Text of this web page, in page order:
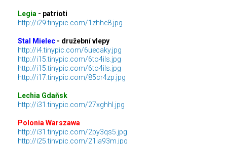
Legia - patrioti
http://i29.tinypic.com/1zhhe8.jpg
Stal Mielec - družební vlepy
http://i4.tinypic.com/6uecaky.jpg
http://i15.tinypic.com/6to4ils.jpg
http://i15.tinypic.com/6to4ils.jpg
http://i17.tinypic.com/85cr4zp.jpg
Lechia Gdaňsk
http://i31.tinypic.com/27xghhl.jpg
Polonia Warszawa
http://i31.tinypic.com/2py3qs5.jpg
http://i25.tinypic.com/21ja93m.jpg